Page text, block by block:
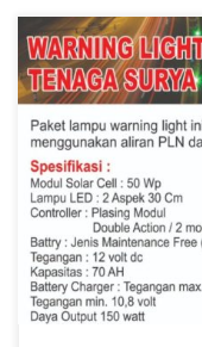
Jual Warning Light di
Kalimantan, Jual
di Kalimantan Pabrik
Pabrik Rambu –
keamanan jalan yang
memiliki kinerja atau